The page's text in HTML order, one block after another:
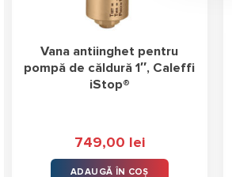
Vana antiinghet pentru
pompă de căldură 1″, Caleffi
iStop®
749,00 lei
ADAUGĂ ÎN COȘ